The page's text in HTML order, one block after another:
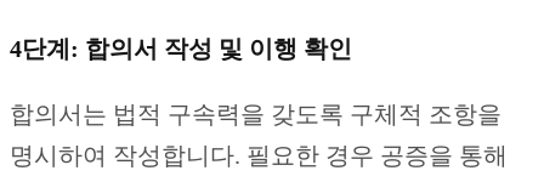
4단계: 합의서 작성 및 이행 확인
합의서는 법적 구속력을 갖도록 구체적 조항을
명시하여 작성합니다. 필요한 경우 공증을 통해